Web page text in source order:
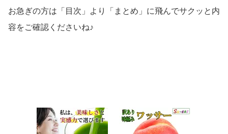
お急ぎの方は「目次」より「まとめ」に飛んでサクッと内
容をご確認くださいね♪